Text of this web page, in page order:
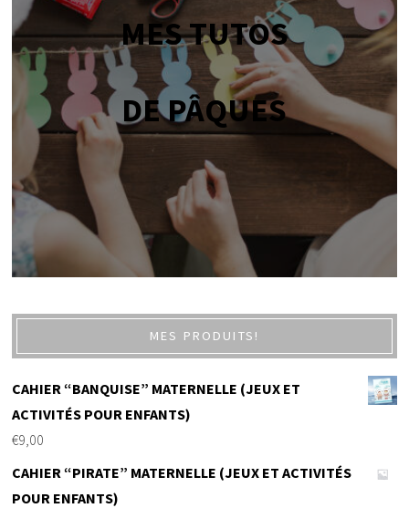
MES TUTOS
DE PÂQUES
MES PRODUITS!
CAHIER “BANQUISE” MATERNELLE (JEUX ET
ACTIVITÉS POUR ENFANTS)
€9,00
CAHIER “PIRATE” MATERNELLE (JEUX ET ACTIVITÉS
POUR ENFANTS)